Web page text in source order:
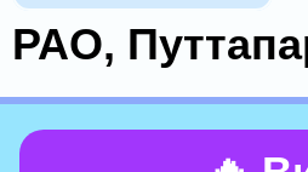
РАО,